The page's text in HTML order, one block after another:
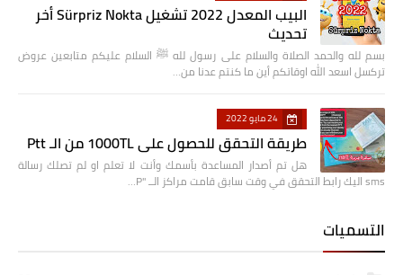
البيب المعدل 2022 تشغيل Sürpriz Nokta أخر
تحديث
بسم لله والحمد الصلاة والسلام على رسول لله ﷺ السلام عليكم متابعين عروض
تركسل اسعد الله اوقاتكم أين ما كنتم عدنا من…
24 مايو 2022
طريقة التحقق للحصول على 1000TL من الـ Ptt
هل تم أصدار المساعدة بأسمك وأنت لا تعلم او لم تصلك رسالة
sms اليك رابط التحقق في وقت سابق قامت مراكز الــ "P…
التسميات